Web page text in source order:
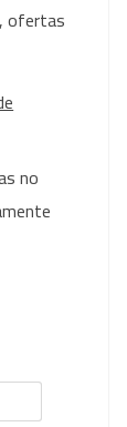
ofertas
no